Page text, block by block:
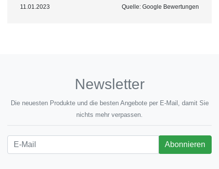
11.01.2023 Quelle: Google Bewertungen
Newsletter
Die neuesten Produkte und die besten Angebote per E-Mail, damit Sie
nichts mehr verpassen.
Newsletter
Abonnieren